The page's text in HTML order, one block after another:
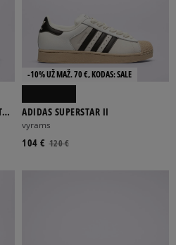
-10% UŽ MAŽ. 70 €, KODAS: SALE
ADIDAS SUPERSTAR II
vyrams
120 €
104 €